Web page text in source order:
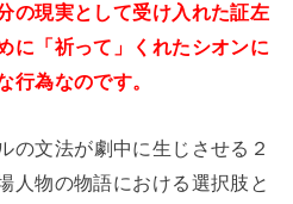
の現実として受け入れた証左
に「祈って」くれたシオンに
行為なのです。
の文法が劇中に生じさせる２
人物の物語における選択肢と